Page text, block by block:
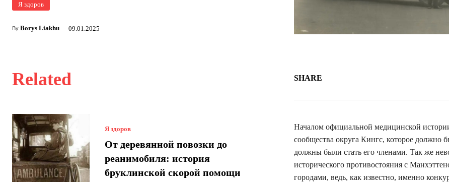
Я здоров
By Borys Liakhu 09.01.2025
Related
Я здоров
От деревянной повозки до
реанимобиля: история
бруклинской скорой помощи
SHARE
Началом официальной медицинской
сообщества округа Кингс, которое должно
должны были стать его членами. Так же
исторического противостояния с
городами, ведь, как известно, именно